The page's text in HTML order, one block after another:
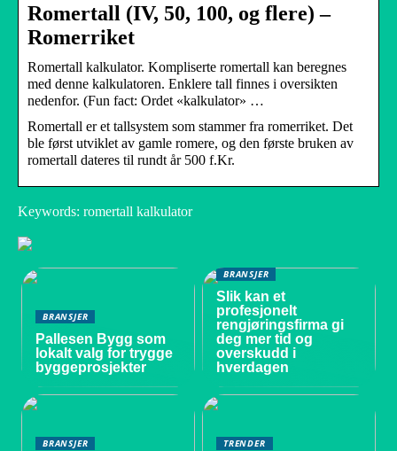
Romertall (IV, 50, 100, og flere) –
Romerriket
Romertall kalkulator. Kompliserte romertall kan beregnes
med denne kalkulatoren. Enklere tall finnes i oversikten
nedenfor. (Fun fact: Ordet «kalkulator» …
Romertall er et tallsystem som stammer fra romerriket. Det
ble først utviklet av gamle romere, og den første bruken av
romertall dateres til rundt år 500 f.Kr.
Keywords: romertall kalkulator
BRANSJER
Pallesen Bygg som
lokalt valg for trygge
byggeprosjekter
BRANSJER
Slik kan et
profesjonelt
rengjøringsfirma gi
deg mer tid og
overskudd i
hverdagen
BRANSJER TRENDER